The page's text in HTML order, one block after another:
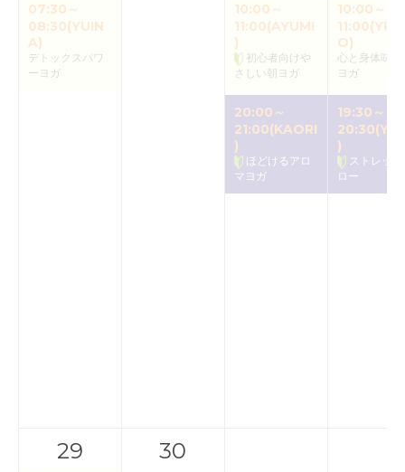
07:30～
08:30(YUIN
A)
デトックスパワ
ーヨガ
10:00～
11:00(AYUMI
)
初心者向けや
さしい朝ヨガ
20:00～
21:00(KAORI
)
ほどけるアロ
マヨガ
10:00～
O)
心と身体味わ
ヨガ
19:30～
)
ストレッ
ロー
29 30